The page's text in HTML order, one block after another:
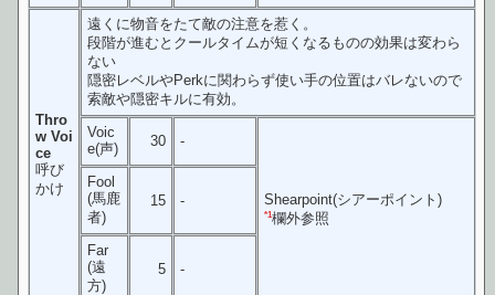
Thro
w Voi
ce
呼び
かけ
遠くに物音をたて敵の注意を惹く。
段階が進むとクールタイムが短くなるものの効果は変わら
ない
隠密レベルやPerkに関わらず使い手の位置はバレないので
索敵や隠密キルに有効。
Voic
e(声)
30 -
Shearpoint(シアーポイント)
*1欄外参照
Fool
(馬鹿
者)
15 -
Far
(遠
方)
5 -